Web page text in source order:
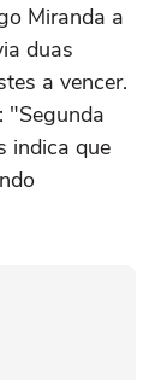
Miranda a
duas
a vencer.
"Segunda
indica que